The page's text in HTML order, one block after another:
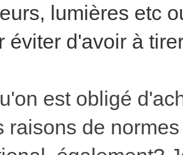
lumières etc
éviter d'avoir à
est obligé
raisons de